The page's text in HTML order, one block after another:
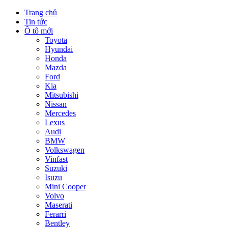
Trang chủ
Tin tức
Ô tô mới
Toyota
Hyundai
Honda
Mazda
Ford
Kia
Mitsubishi
Nissan
Mercedes
Lexus
Audi
BMW
Volkswagen
Vinfast
Suzuki
Isuzu
Mini Cooper
Volvo
Maserati
Ferarri
Bentley